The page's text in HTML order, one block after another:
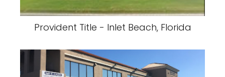
Provident Title - Inlet Beach, Florida